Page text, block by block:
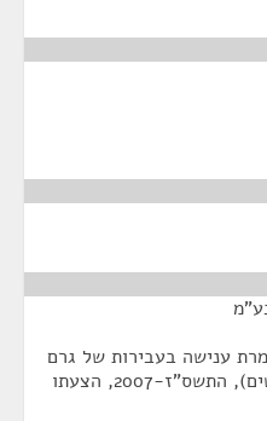
ענישה בעבירות של גרם
חבלה חמורה ותקיפה כלפי קשישים), התשס"ז-2007, הצעתו